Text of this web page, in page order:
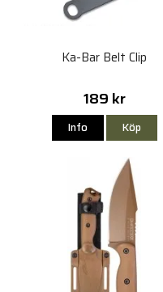
Ka-Bar Belt Clip
189 kr
Info Köp